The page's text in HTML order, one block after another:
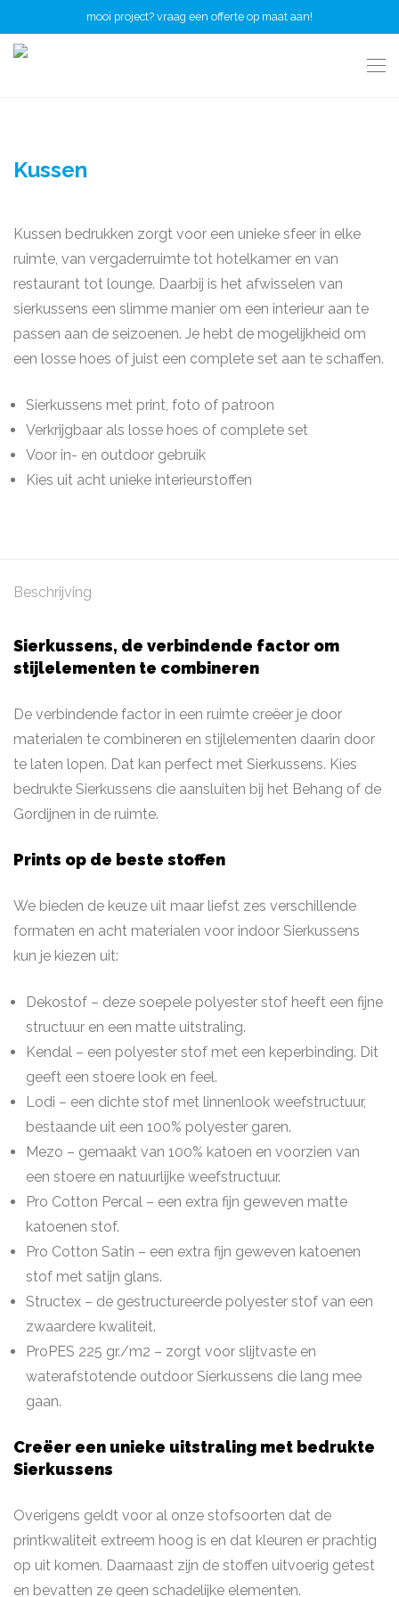
mooi project? vraag een offerte op maat aan!
Kussen
Kussen bedrukken zorgt voor een unieke sfeer in elke
ruimte, van vergaderruimte tot hotelkamer en van
restaurant tot lounge. Daarbij is het afwisselen van
sierkussens een slimme manier om een interieur aan te
passen aan de seizoenen. Je hebt de mogelijkheid om
een losse hoes of juist een complete set aan te schaffen.
Sierkussens met print, foto of patroon
Verkrijgbaar als losse hoes of complete set
Voor in- en outdoor gebruik
Kies uit acht unieke interieurstoffen
Beschrijving
Sierkussens, de verbindende factor om
stijlelementen te combineren
De verbindende factor in een ruimte creëer je door
materialen te combineren en stijlelementen daarin door
te laten lopen. Dat kan perfect met Sierkussens. Kies
bedrukte Sierkussens die aansluiten bij het Behang of de
Gordijnen in de ruimte.
Prints op de beste stoffen
We bieden de keuze uit maar liefst zes verschillende
formaten en acht materialen voor indoor Sierkussens
kun je kiezen uit:
Dekostof – deze soepele polyester stof heeft een fijne
structuur en een matte uitstraling.
Kendal – een polyester stof met een keperbinding. Dit
geeft een stoere look en feel.
Lodi – een dichte stof met linnenlook weefstructuur,
bestaande uit een 100% polyester garen.
Mezo – gemaakt van 100% katoen en voorzien van
een stoere en natuurlijke weefstructuur.
Pro Cotton Percal – een extra fijn geweven matte
katoenen stof.
Pro Cotton Satin – een extra fijn geweven katoenen
stof met satijn glans.
Structex – de gestructureerde polyester stof van een
zwaardere kwaliteit.
ProPES 225 gr./m2 – zorgt voor slijtvaste en
waterafstotende outdoor Sierkussens die lang mee
gaan.
Creëer een unieke uitstraling met bedrukte
Sierkussens
Overigens geldt voor al onze stofsoorten dat de
printkwaliteit extreem hoog is en dat kleuren er prachtig
op uit komen. Daarnaast zijn de stoffen uitvoerig getest
en bevatten ze geen schadelijke elementen.